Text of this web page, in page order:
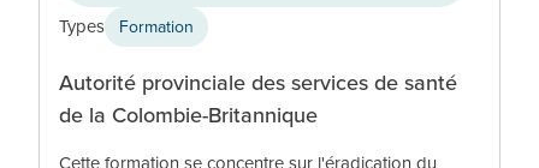
Types Formation
Autorité provinciale des services de santé
de la Colombie-Britannique
Cette formation se concentre sur l'éradication du